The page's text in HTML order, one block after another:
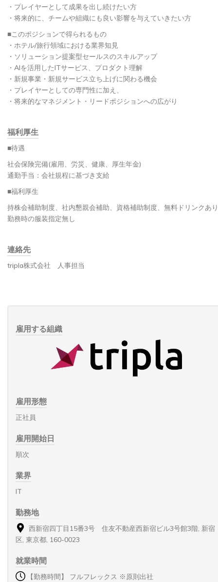
・プレイヤーとして成果を出し続けたい方
・将来的に、チームや組織にも良い影響を与えていきたい方
■このポジションで得られるもの
・ホテル/旅行領域における業界知見
・ソリューション提案型セールスのスキルアップ
・AIを活用したITサービス、プロダクト理解
・新規事業・新規サービス立ち上げに関わる機会
・プレイヤーとしての専門性に加え、
・将来的なマネジメント・リードポジションへの広がり
福利厚生
■待遇
社会保険完備(雇用、労災、健康、厚生年金)
通勤手当：会社規程に基づき支給
■福利厚生
持株会補助制度、社内懇親会補助、資格補助制度、無料ドリンクあ
勤務時の服装指定無し
連絡先
tripla株式会社 人事担当
雇用する組織
雇用形態
正社員
雇用開始日
順次
業界
IT
勤務地
西新宿四丁目15番3号 住友不動産西新宿ビル3号館3階, 新宿
区, 東京都, 160-0023
就業時間
【勤務時間】 フルフレックス ※原則出社